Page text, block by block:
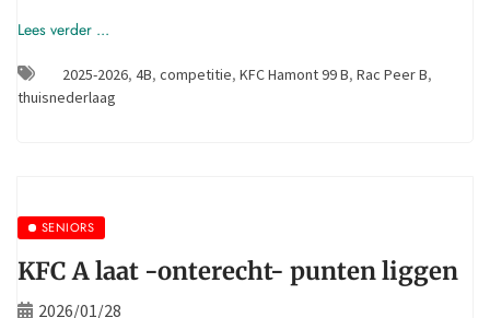
Lees verder ...
2025-2026, 4B, competitie, KFC Hamont 99 B, Rac Peer B,
thuisnederlaag
SENIORS
KFC A laat -onterecht- punten liggen
2026/01/28